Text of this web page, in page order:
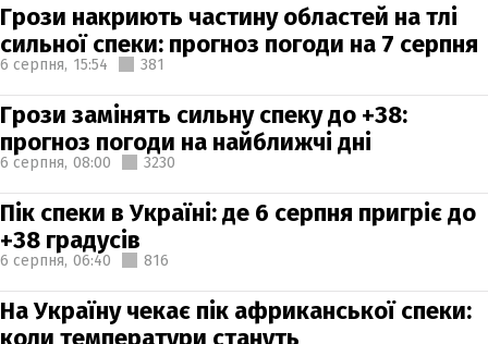
Грози накриють частину областей на тлі
сильної спеки: прогноз погоди на 7 серпня
6 серпня, 15:54 381
Грози замінять сильну спеку до +38:
прогноз погоди на найближчі дні
6 серпня, 08:00 3230
Пік спеки в Україні: де 6 серпня пригріє до
+38 градусів
6 серпня, 06:40 816
На Україну чекає пік африканської спеки:
коли температури стануть